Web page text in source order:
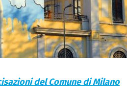
del Comune di Milano